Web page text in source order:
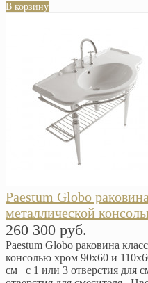
В корзину
Paestum Globo
металлической
260 300 руб.
Paestum Globo раковина
консолью хром 90х60 и
см с 1 или 3 отверстия для